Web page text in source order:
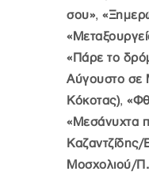
σου»,
«Πάρε το
Αύγουστο σε
Κόκοτας),
«Μεσάνυχτα
Μοσχολιού/